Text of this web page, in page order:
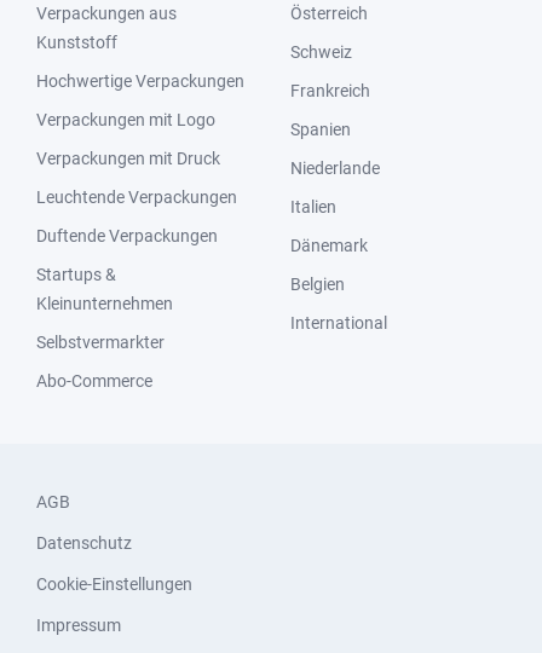
Verpackungen aus
Kunststoff
Hochwertige Verpackungen
Verpackungen mit Logo
Verpackungen mit Druck
Leuchtende Verpackungen
Duftende Verpackungen
Startups &
Kleinunternehmen
Selbstvermarkter
Abo-Commerce
Österreich
Schweiz
Frankreich
Spanien
Niederlande
Italien
Dänemark
Belgien
International
AGB
Datenschutz
Cookie-Einstellungen
Impressum